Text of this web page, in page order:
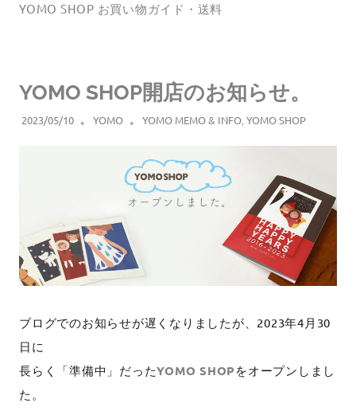
YOMO SHOP お買い物ガイド・送料
YOMO SHOP開店のお知らせ。
2023/05/10 YOMO YOMO MEMO & INFO,YOMO SHOP
ブログでのお知らせが遅くなりましたが、2023年4月30
日に
長らく「準備中」だったYOMO SHOP をオープンしまし
た。